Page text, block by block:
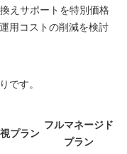
えサポートを特別価格
用コストの削減を検討
です。
プラン
フルマネージド
プラン